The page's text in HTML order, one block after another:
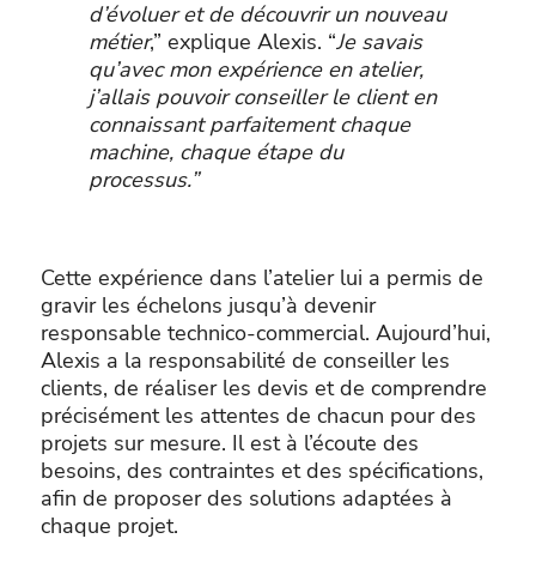
d’évoluer et de découvrir un nouveau
métier,” explique Alexis. “Je savais
qu’avec mon expérience en atelier,
j’allais pouvoir conseiller le client en
connaissant parfaitement chaque
machine, chaque étape du
processus.”
Cette expérience dans l’atelier lui a permis de
gravir les échelons jusqu’à devenir
responsable technico-commercial. Aujourd’hui,
Alexis a la responsabilité de conseiller les
clients, de réaliser les devis et de comprendre
précisément les attentes de chacun pour des
projets sur mesure. Il est à l’écoute des
besoins, des contraintes et des spécifications,
afin de proposer des solutions adaptées à
chaque projet.